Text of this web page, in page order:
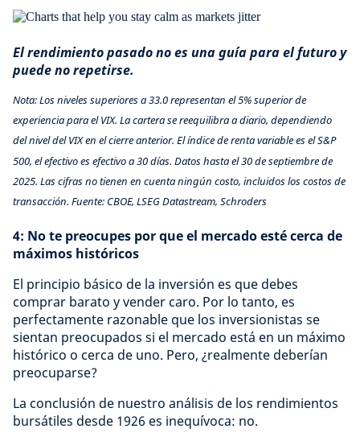
El rendimiento pasado no es una guía para el futuro y
puede no repetirse.
Nota: Los niveles superiores a 33.0 representan el 5% superior de
experiencia para el VIX. La cartera se reequilibra a diario, dependiendo
del nivel del VIX en el cierre anterior. El índice de renta variable es el S&P
500, el efectivo es efectivo a 30 días. Datos hasta el 30 de septiembre de
2025. Las cifras no tienen en cuenta ningún costo, incluidos los costos de
transacción. Fuente: CBOE, LSEG Datastream, Schroders
4: No te preocupes por que el mercado esté cerca de
máximos históricos
El principio básico de la inversión es que debes
comprar barato y vender caro. Por lo tanto, es
perfectamente razonable que los inversionistas se
sientan preocupados si el mercado está en un máximo
histórico o cerca de uno. Pero, ¿realmente deberían
preocuparse?
La conclusión de nuestro análisis de los rendimientos
bursátiles desde 1926 es inequívoca: no.